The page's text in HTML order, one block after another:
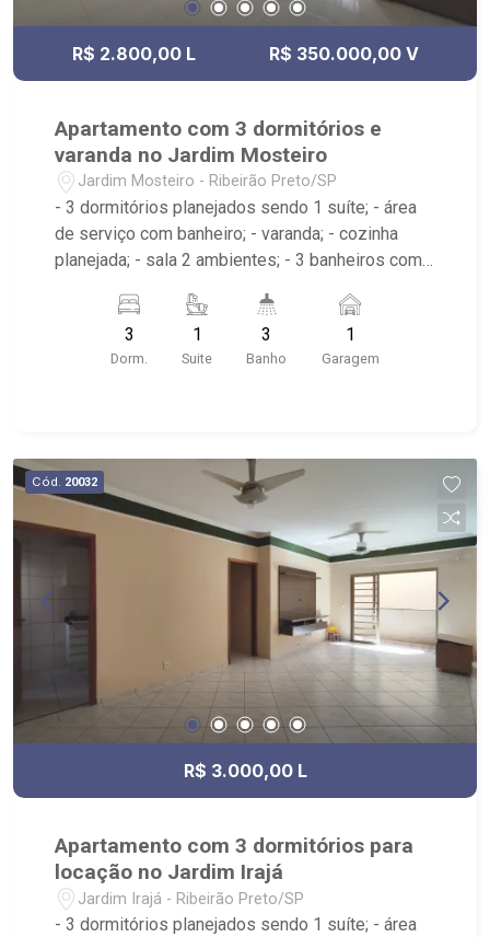
R$ 2.800,00 L R$ 350.000,00 V
Apartamento com 3 dormitórios e
varanda no Jardim Mosteiro
Jardim Mosteiro - Ribeirão Preto/SP
- 3 dormitórios planejados sendo 1 suíte; - área
de serviço com banheiro; - varanda; - cozinha
planejada; - sala 2 ambientes; - 3 banheiros com
próximo ao Shopping Santa Ursula, Bar do
Nelson, Stone Wall
3
Dorm.
1
Suite
3
Banho
1
Garagem
Cód. 20032
R$ 3.000,00 L
Apartamento com 3 dormitórios para
locação no Jardim Irajá
Jardim Irajá - Ribeirão Preto/SP
- 3 dormitórios planejados sendo 1 suíte; - área